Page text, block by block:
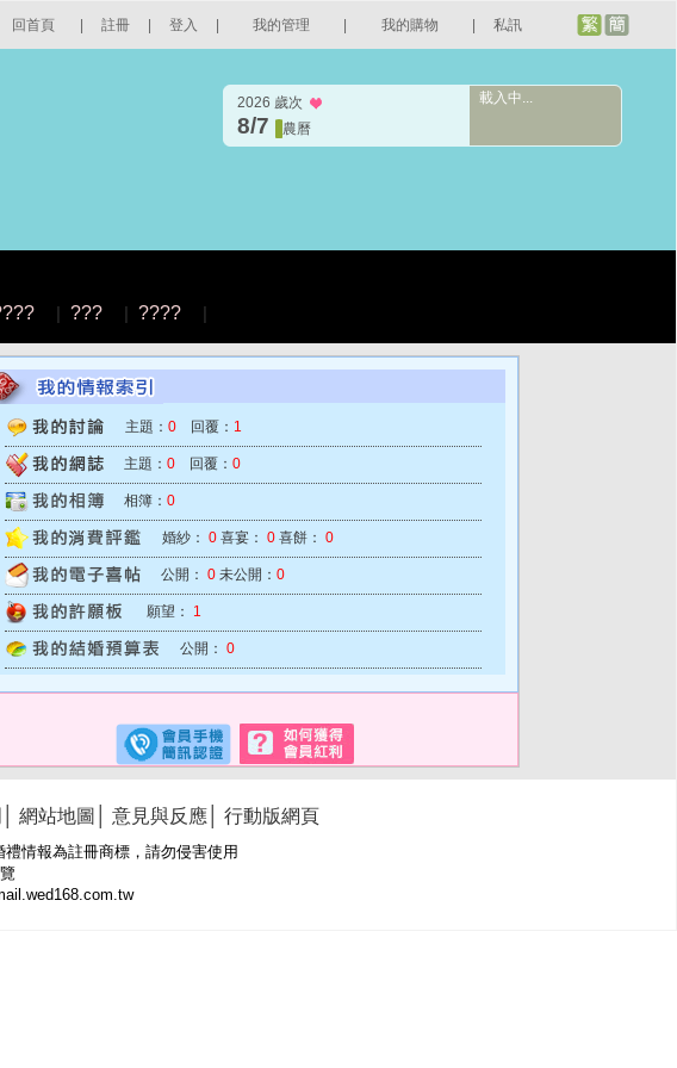
回首頁 註冊 登入 我的管理 我的購物 私訊
2026 歲次
8/7 農曆
載入中...
| ??? | ???? |
主題： 0 回覆： 1
主題： 0 回覆： 0
相簿： 0
婚紗： 0 喜宴： 0 喜餅： 0
公開： 0 未公開： 0
願望： 1
公開： 0
網站地圖 意見與反應 行動版網頁
情報為註冊商標，請勿侵害使用